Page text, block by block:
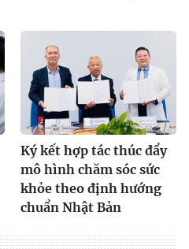
Ký kết hợp tác thúc đẩy
mô hình chăm sóc sức
khỏe theo định hướng
chuẩn Nhật Bản